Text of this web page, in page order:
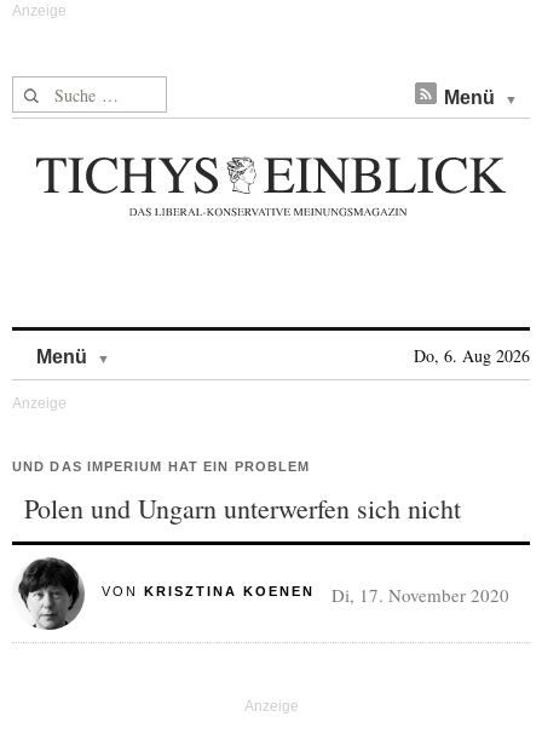
Suche nach: Menü
Menü Do, 6. Aug 2026
UND DAS IMPERIUM HAT EIN PROBLEM
Polen und Ungarn unterwerfen sich nicht
VON KRISZTINA KOENEN Di, 17. November 2020